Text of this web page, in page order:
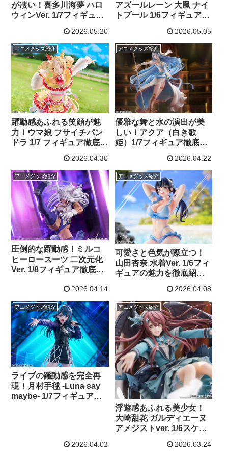
が凄い！喜多川海夢 ハロ
ウィンVer. 1/7フィギュア
2026.05.20
アズールレーン 大鳳 ナイ
トプール 1/6フィギュア徹
2026.05.05
アニメグッズ紹介
躍動感あふれる笑顔が魅
力！ウマ娘 フサイチパン
ドラ 1/7 フィギュア徹底紹
2026.04.30
アニメグッズ紹介
優雅な舞と水の演出が美
しい！アクア（白き歌
姫）1/7フィギュア徹底紹
2026.04.22
アニメグッズ紹介
圧倒的な躍動感！ミルコ
ヒーロースーツ 二次元化
Ver. 1/8フィギュア徹底紹
2026.04.14
アニメグッズ紹介
可愛さと色気が際立つ！
山田杏奈 水着Ver. 1/6フィ
ギュアの魅力を徹底紹介
2026.04.08
アニメグッズ紹介
ライブの躍動感を完全再
現！月村手毬 -Luna say
maybe- 1/7フィギュア徹
2026.04.02
アニメグッズ紹介
浮遊感あふれる美少女！
大崎甜花 ガルディエーヌ
アメジストver. 1/6スケー
2026.03.24